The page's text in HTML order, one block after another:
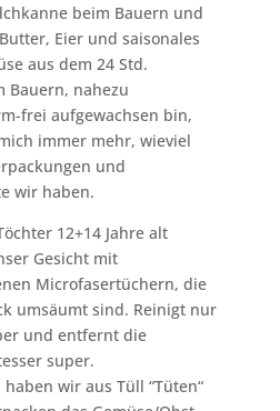
beim Bauern und
Eier und saisonales
aus dem 24 Std.
Bauern, nahezu
frei aufgewachsen bin,
immer mehr, wieviel
und
wir haben.
12+14 Jahre alt
Gesicht mit
Microfasertüchern, die
umsäumt sind. Reinigt nur
und entfernt die
super.
wir aus Tüll “Tüten“